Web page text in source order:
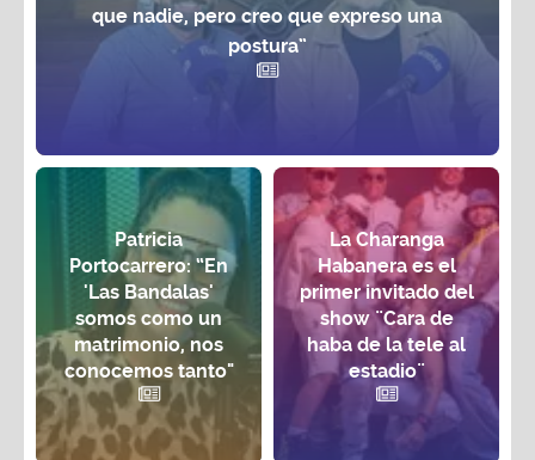
que nadie, pero creo que expreso una
postura”
Patricia
Portocarrero: “En
'Las Bandalas'
somos como un
matrimonio, nos
conocemos tanto"
La Charanga
Habanera es el
primer invitado del
show ¨Cara de
haba de la tele al
estadio¨